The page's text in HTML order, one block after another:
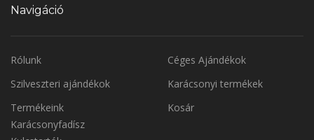
Navigáció
Rólunk
Céges Ajándékok
Szilveszteri ajándékok
Karácsonyi termékek
Termékeink
Karácsonyfadísz
Kosár